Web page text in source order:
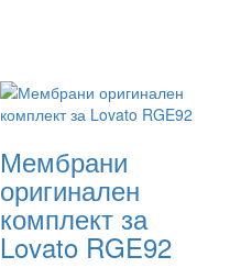
Мембрани
оригинален
комплект за
Lovato RGE92